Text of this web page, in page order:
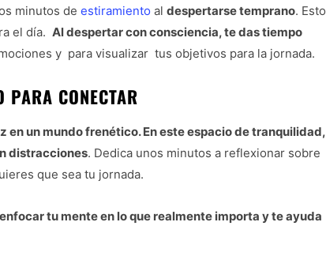
minutos de estiramiento al despertarse temprano. Esto
el día. Al despertar con consciencia, te das tiempo
y para visualizar tus objetivos para la jornada.
PARA CONECTAR
en un mundo frenético. En este espacio de tranquilidad,
distracciones. Dedica unos minutos a reflexionar sobre
que sea tu jornada.
tu mente en lo que realmente importa y te ayuda